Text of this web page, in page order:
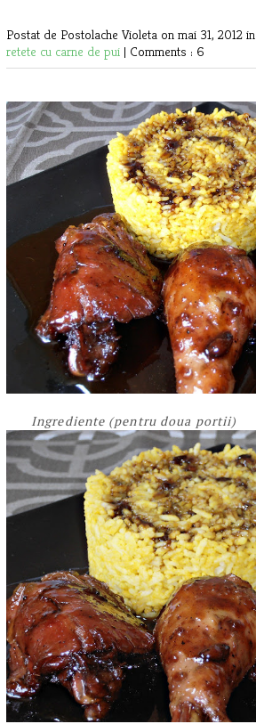
Postat de Postolache Violeta on mai 31, 2012 in
retete cu carne de pui | Comments : 6
Ingrediente (pentru doua portii)